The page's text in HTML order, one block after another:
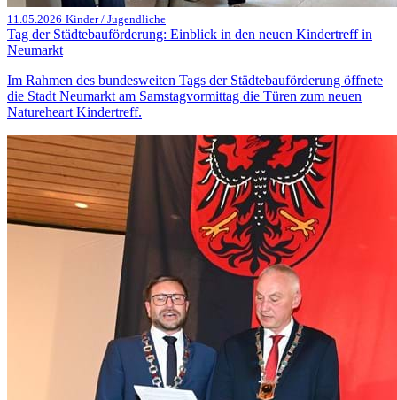
11.05.2026 Kinder / Jugendliche
Tag der Städtebauförderung: Einblick in den neuen Kindertreff in
Neumarkt
Im Rahmen des bundesweiten Tags der Städtebauförderung öffnete
die Stadt Neumarkt am Samstagvormittag die Türen zum neuen
Natureheart Kindertreff.